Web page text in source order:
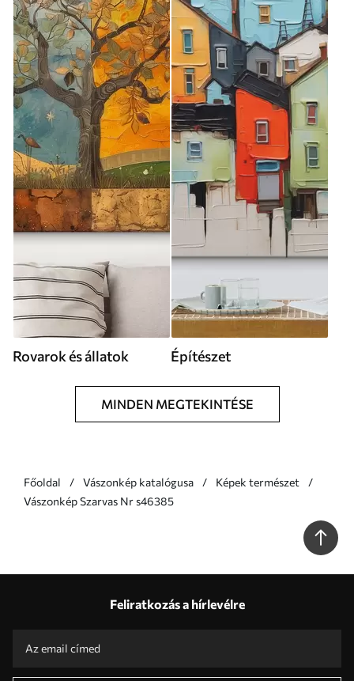
Rovarok és állatok Építészet
MINDEN MEGTEKINTÉSE
Főoldal Vászonkép katalógusa
Képek természet
Vászonkép Szarvas Nr s46385
Feliratkozás a hírlevélre